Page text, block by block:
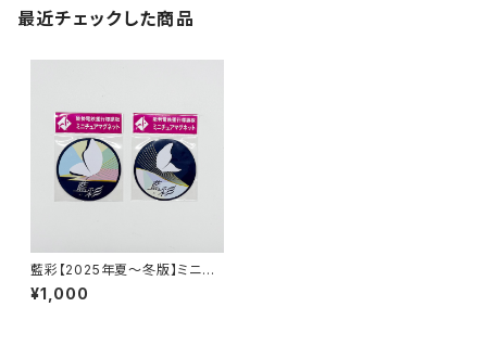
最近チェックした商品
藍彩【2025年夏～冬版】ミニチ
ュアマグネット2枚セット
¥1,000